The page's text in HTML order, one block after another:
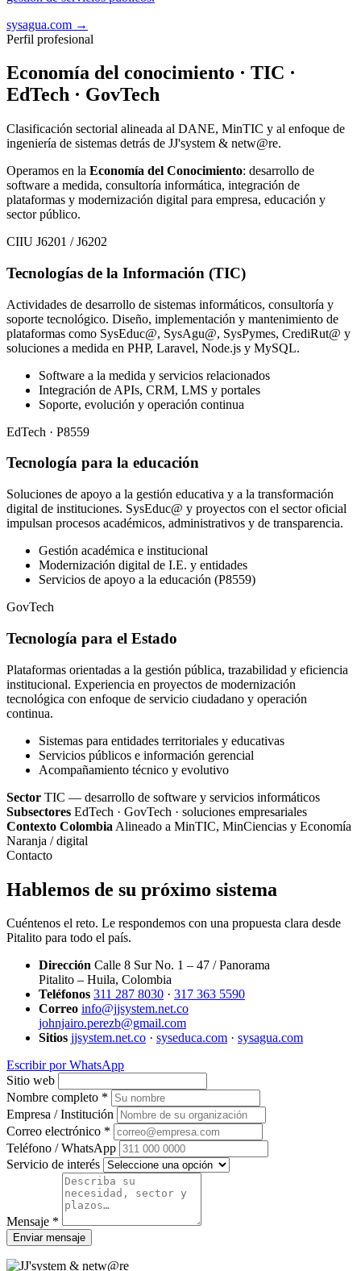
sysagua.com →
Perfil profesional
Economía del conocimiento · TIC ·
EdTech · GovTech
Clasificación sectorial alineada al DANE, MinTIC y al enfoque de
ingeniería de sistemas detrás de JJ'system & netw@re.
Operamos en la Economía del Conocimiento: desarrollo de
software a medida, consultoría informática, integración de
plataformas y modernización digital para empresa, educación y
sector público.
CIIU J6201 / J6202
Tecnologías de la Información (TIC)
Actividades de desarrollo de sistemas informáticos, consultoría y
soporte tecnológico. Diseño, implementación y mantenimiento de
plataformas como SysEduc@, SysAgu@, SysPymes, CrediRut@ y
soluciones a medida en PHP, Laravel, Node.js y MySQL.
Software a la medida y servicios relacionados
Integración de APIs, CRM, LMS y portales
Soporte, evolución y operación continua
EdTech · P8559
Tecnología para la educación
Soluciones de apoyo a la gestión educativa y a la transformación
digital de instituciones. SysEduc@ y proyectos con el sector oficial
impulsan procesos académicos, administrativos y de transparencia.
Gestión académica e institucional
Modernización digital de I.E. y entidades
Servicios de apoyo a la educación (P8559)
GovTech
Tecnología para el Estado
Plataformas orientadas a la gestión pública, trazabilidad y eficiencia
institucional. Experiencia en proyectos de modernización
tecnológica con enfoque de servicio ciudadano y operación
continua.
Sistemas para entidades territoriales y educativas
Servicios públicos e información gerencial
Acompañamiento técnico y evolutivo
Sector TIC — desarrollo de software y servicios informáticos
Subsectores EdTech · GovTech · soluciones empresariales
Contexto Colombia Alineado a MinTIC, MinCiencias y Economía
Naranja / digital
Contacto
Hablemos de su próximo sistema
Cuéntenos el reto. Le respondemos con una propuesta clara desde
Pitalito para todo el país.
Dirección Calle 8 Sur No. 1 – 47 / Panorama
Pitalito – Huila, Colombia
Teléfonos 311 287 8030 · 317 363 5590
Correo info@jjsystem.net.co
johnjairo.perezb@gmail.com
Sitios jjsystem.net.co · syseduca.com · sysagua.com
Escribir por WhatsApp
Sitio web
Nombre completo *
Empresa / Institución
Correo electrónico *
Teléfono / WhatsApp
Servicio de interés
Mensaje *
Enviar mensaje